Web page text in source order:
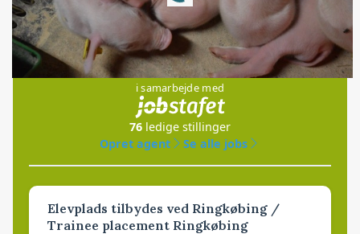
Jobs
i samarbejde med
76 ledige stillinger
Opret agent
Se alle jobs
Elevplads tilbydes ved Ringkøbing /
Trainee placement Ringkøbing